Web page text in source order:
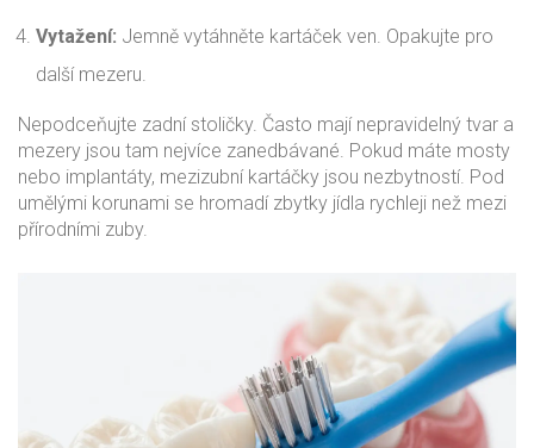
Vytažení: Jemně vytáhněte kartáček ven. Opakujte pro
další mezeru.
Nepodceňujte zadní stoličky. Často mají nepravidelný tvar a
mezery jsou tam nejvíce zanedbávané. Pokud máte mosty
nebo implantáty, mezizubní kartáčky jsou nezbytností. Pod
umělými korunami se hromadí zbytky jídla rychleji než mezi
přírodními zuby.